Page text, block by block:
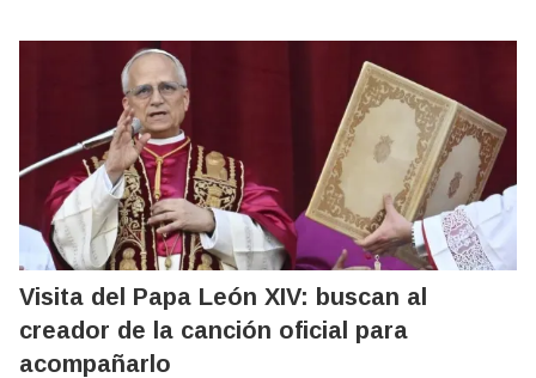
Visita del Papa León XIV: buscan al
creador de la canción oficial para
acompañarlo